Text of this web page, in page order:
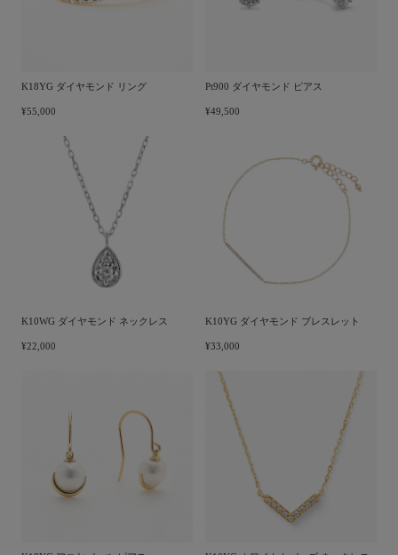
K18YG ダイヤモンド リング
¥55,000
Pt900 ダイヤモンド ピアス
¥49,500
K10WG ダイヤモンド ネックレス
¥22,000
K10YG ダイヤモンド ブレスレット
¥33,000